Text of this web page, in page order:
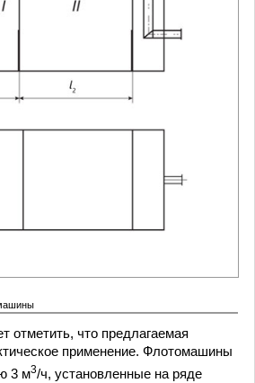
отметить, что предлагаемая
применение. Флотомашины
3 м3/ч, установленные на ряде